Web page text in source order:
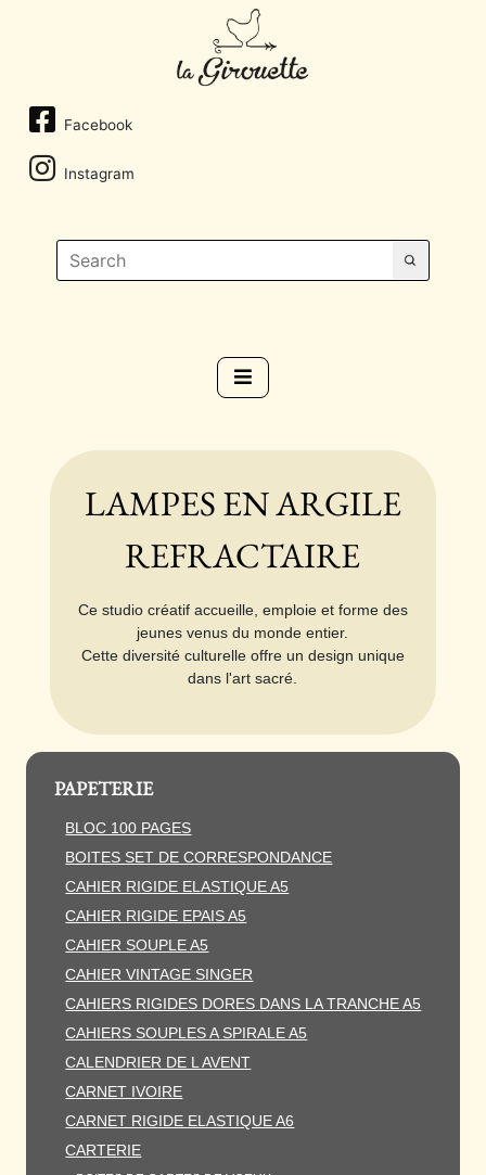
Facebook
Instagram
LAMPES EN ARGILE
REFRACTAIRE
Ce studio créatif accueille, emploie et forme des
jeunes venus du monde entier.
Cette diversité culturelle offre un design unique
dans l'art sacré.
PAPETERIE
BLOC 100 PAGES
BOITES SET DE CORRESPONDANCE
CAHIER RIGIDE ELASTIQUE A5
CAHIER RIGIDE EPAIS A5
CAHIER SOUPLE A5
CAHIER VINTAGE SINGER
CAHIERS RIGIDES DORES DANS LA TRANCHE A5
CAHIERS SOUPLES A SPIRALE A5
CALENDRIER DE L AVENT
CARNET IVOIRE
CARNET RIGIDE ELASTIQUE A6
CARTERIE